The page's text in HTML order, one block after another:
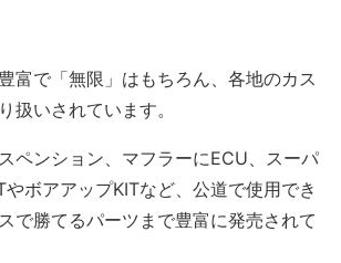
富で「無限」はもちろん、各地のカス
扱いされています。
ペンション、マフラーにECU、スーパ
ボアアップKITなど、公道で使用でき
で勝てるパーツまで豊富に発売されて